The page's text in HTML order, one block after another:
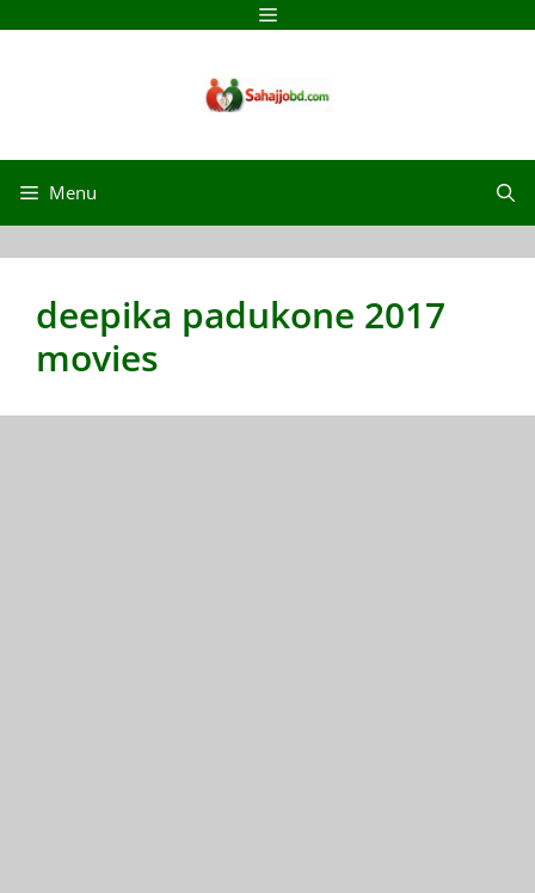
Menu
Menu
deepika padukone 2017
movies